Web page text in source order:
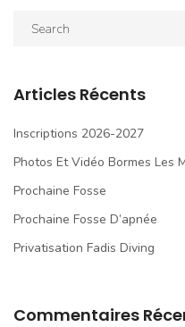
Articles Récents
Inscriptions 2026-2027
Photos Et Vidéo Bormes Les
Prochaine Fosse
Prochaine Fosse D’apnée
Privatisation Fadis Diving
Commentaires